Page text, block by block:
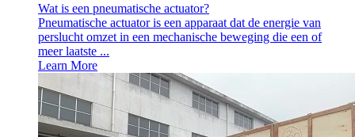
Wat is een pneumatische actuator?
Pneumatische actuator is een apparaat dat de energie van
perslucht omzet in een mechanische beweging die een of
meer laatste ...
Learn More